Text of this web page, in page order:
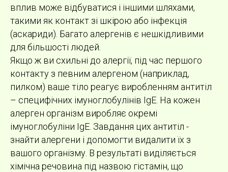
вплив може відбуватися і іншими шляхами,
такими як контакт зі шкірою або інфекція
(аскариди). Багато алергенів є нешкідливими
для більшості людей.
Якщо ж ви схильні до алергії, під час першого
контакту з певним алергеном (наприклад,
пилком) ваше тіло реагує виробленням антитіл
– специфічних імуноглобулінів IgE. На кожен
алерген організм виробляє окремі
імуноглобуліни IgE. Завдання цих антитіл -
знайти алергени і допомогти видалити їх з
вашого організму. В результаті виділяється
хімічна речовина під назвою гістамін, що